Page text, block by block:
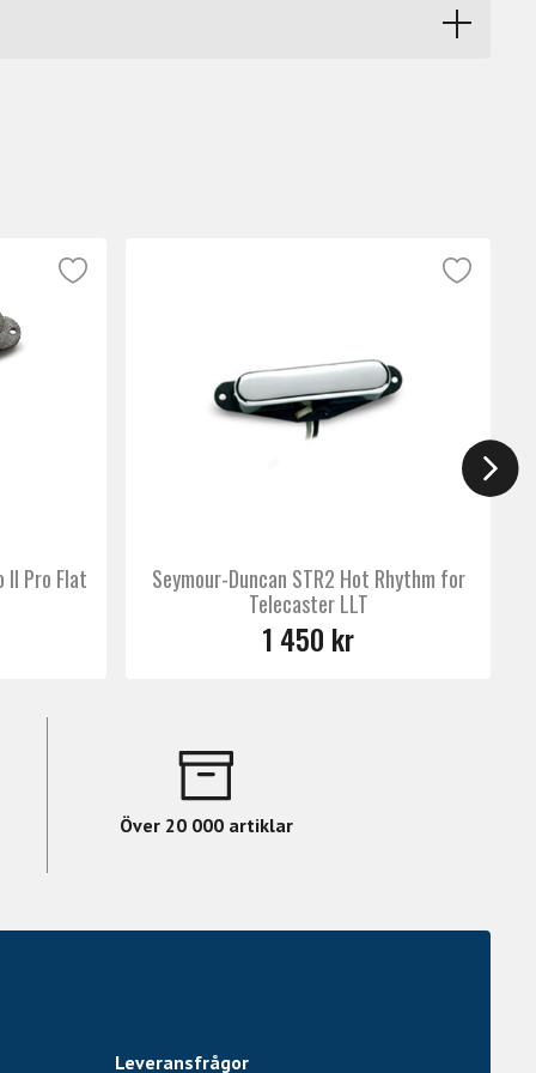
II Pro Flat
Seymour-Duncan STR2 Hot Rhythm for
Telecaster LLT
1 450 kr
Över 20 000 artiklar
Leveransfrågor